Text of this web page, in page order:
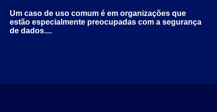
Um caso de uso comum é em organizações que
estão especialmente preocupadas com a segurança
de dados....